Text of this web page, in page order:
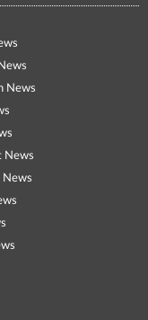
News
News
News